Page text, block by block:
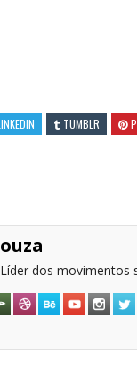
TUMBLR
dos movimentos